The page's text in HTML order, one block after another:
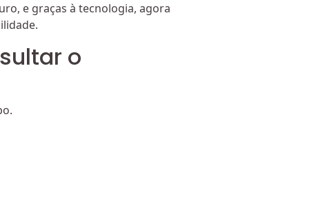
e graças à tecnologia, agora
o